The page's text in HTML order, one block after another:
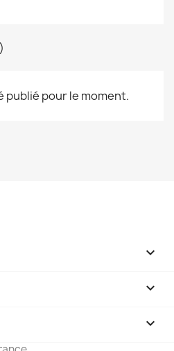
publié pour le moment.


keyboard_arrow_down